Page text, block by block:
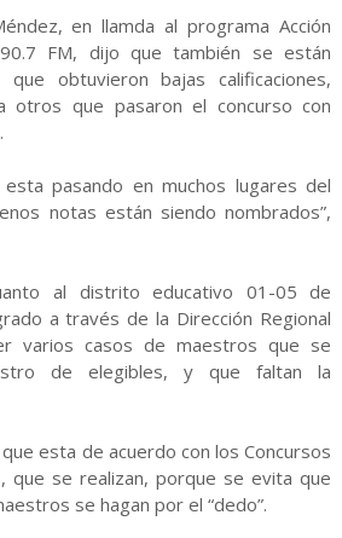
en llamda al programa Acción
FM, dijo que también se están
que obtuvieron bajas calificaciones,
otros que pasaron el concurso con
pasando en muchos lugares del
notas están siendo nombrados”,
al distrito educativo 01-05 de
a través de la Dirección Regional
varios casos de maestros que se
de elegibles, y que faltan la
esta de acuerdo con los Concursos
que se realizan, porque se evita que
se hagan por el “dedo”.